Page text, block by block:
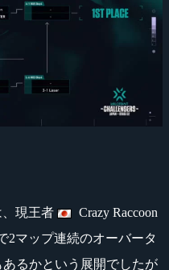
、現王者
Crazy Raccoon
2マップ連続のオーバータ
るかという展開でしたが